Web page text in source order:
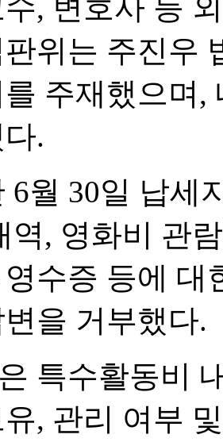
, 변호사 등
위는 주진우
주재했으며,
.
6월 30일 납세
역, 영화비 관
수증 등에 대
을 거부했다.
특수활동비
, 관리 여부